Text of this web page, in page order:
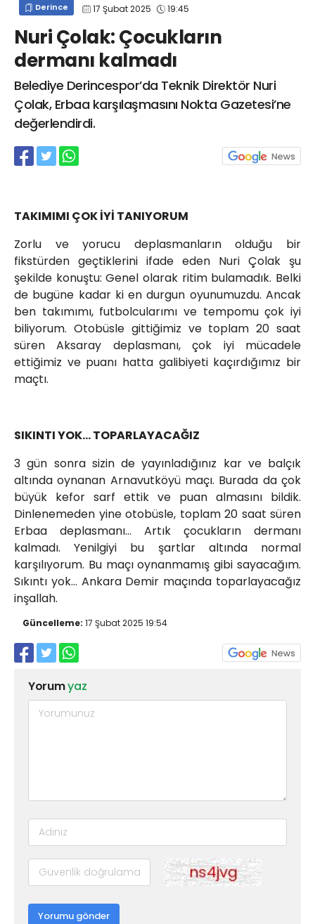
Derince 17 Şubat 2025 19:45
Nuri Çolak: Çocukların
dermanı kalmadı
Belediye Derincespor’da Teknik Direktör Nuri
Çolak, Erbaa karşılaşmasını Nokta Gazetesi’ne
değerlendirdi.
TAKIMIMI ÇOK İYİ TANIYORUM
Zorlu ve yorucu deplasmanların olduğu bir
fikstürden geçtiklerini ifade eden Nuri Çolak şu
şekilde konuştu: Genel olarak ritim bulamadık. Belki
de bugüne kadar ki en durgun oyunumuzdu. Ancak
ben takımımı, futbolcularımı ve tempomu çok iyi
biliyorum. Otobüsle gittiğimiz ve toplam 20 saat
süren Aksaray deplasmanı, çok iyi mücadele
ettiğimiz ve puanı hatta galibiyeti kaçırdığımız bir
maçtı.
SIKINTI YOK… TOPARLAYACAĞIZ
3 gün sonra sizin de yayınladığınız kar ve balçık
altında oynanan Arnavutköyü maçı. Burada da çok
büyük kefor sarf ettik ve puan almasını bildik.
Dinlenemeden yine otobüsle, toplam 20 saat süren
Erbaa deplasmanı… Artık çocukların dermanı
kalmadı. Yenilgiyi bu şartlar altında normal
karşılıyorum. Bu maçı oynanmamış gibi sayacağım.
Sıkıntı yok… Ankara Demir maçında toparlayacağız
inşallah.
Güncelleme: 17 Şubat 2025 19:54
Yorumyaz
Yorumu gönder
info@spor41.com